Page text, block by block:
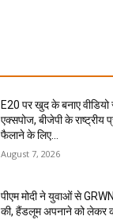
E20 पर खुद के बनाए वीडियो
एक्सपोज, बीजेपी के राष्ट्रीय
फैलाने के लिए...
August 7, 2026
पीएम मोदी ने युवाओं से
की, हैंडलूम अपनाने को लेकर